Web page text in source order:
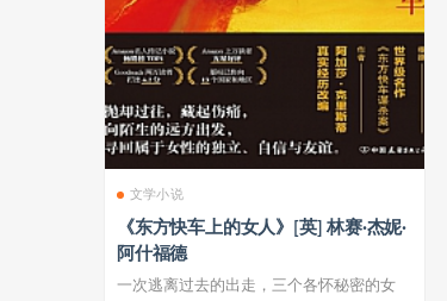
文学小说
《东方快车上的女人》[英] 林赛·杰妮·
阿什福德
一次逃离过去的出走，三个各怀秘密的女